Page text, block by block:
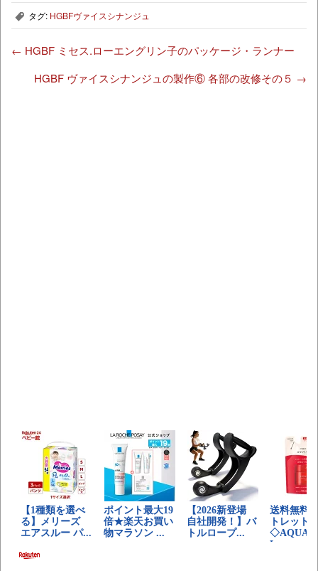
, タグ: HGBFヴァイスシナンジュ
← HGBF ミセス.ローエングリン子のパッケージ・ランナー
HGBF ヴァイスシナンジュの製作⑥ 各部の改修その５ →